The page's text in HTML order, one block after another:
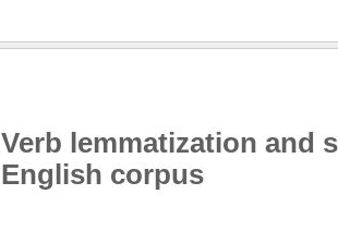
Verb lemmatization and
English corpus